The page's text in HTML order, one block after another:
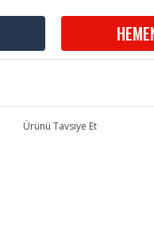
Ürünü Tavsiye Et